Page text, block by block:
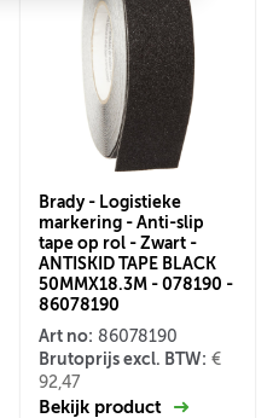
Brady - Logistieke
markering - Anti-slip
tape op rol - Zwart -
ANTISKID TAPE BLACK
50MMX18.3M - 078190 -
86078190
Art no: 86078190
Brutoprijs excl. BTW: €
92,47
Bekijk product